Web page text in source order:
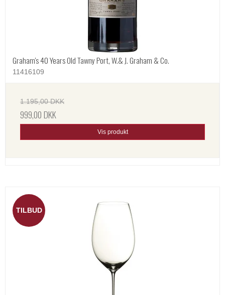
Graham's 40 Years Old Tawny Port, W.& J. Graham & Co.
11416109
1.195,00 DKK
999,00 DKK
Vis produkt
TILBUD